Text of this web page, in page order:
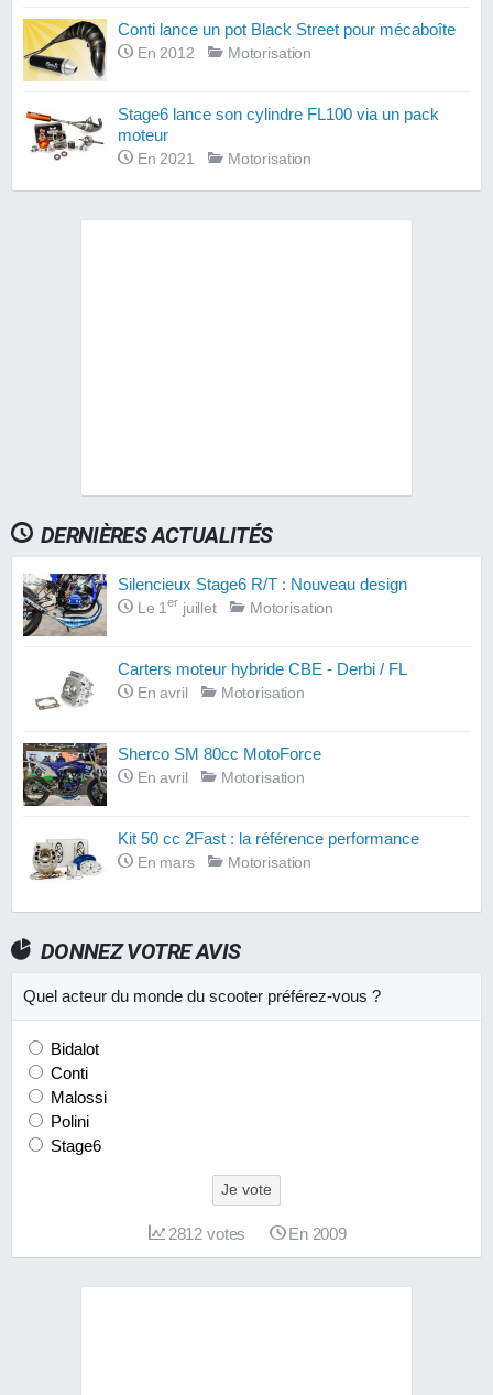
Conti lance un pot Black Street pour mécaboîte
En 2012 Motorisation
Stage6 lance son cylindre FL100 via un pack
moteur
En 2021 Motorisation
DERNIÈRES ACTUALITÉS
Silencieux Stage6 R/T : Nouveau design
Le 1er juillet Motorisation
Carters moteur hybride CBE - Derbi / FL
En avril Motorisation
Sherco SM 80cc MotoForce
En avril Motorisation
Kit 50 cc 2Fast : la référence performance
En mars Motorisation
DONNEZ VOTRE AVIS
Quel acteur du monde du scooter préférez-vous ?
Bidalot
Conti
Malossi
Polini
Stage6
Je vote
2812 votes En 2009